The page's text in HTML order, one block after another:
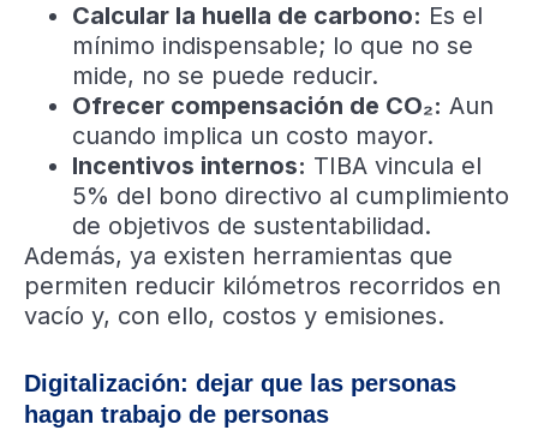
Calcular la huella de carbono: Es el
mínimo indispensable; lo que no se
mide, no se puede reducir.
Ofrecer compensación de CO₂: Aun
cuando implica un costo mayor.
Incentivos internos: TIBA vincula el
5% del bono directivo al cumplimiento
de objetivos de sustentabilidad.
Además, ya existen herramientas que
permiten reducir kilómetros recorridos en
vacío y, con ello, costos y emisiones.
Digitalización: dejar que las personas
hagan trabajo de personas